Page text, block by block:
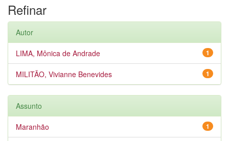
Refinar
Autor
1
LIMA, Mônica de Andrade
1
MILITÃO, Vivianne Benevides
Assunto
1
Maranhão